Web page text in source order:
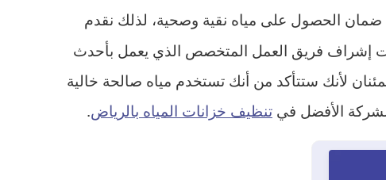
ضمان الحصول على مياه نقية وصحية، لذلك نقدم
إشراف فريق العمل المتخصص الذي يعمل بأحدث
لأنك ستتأكد من أنك تستخدم مياه صالحة خالية
الأفضل في تنظيف خزانات المياه بالرياض.